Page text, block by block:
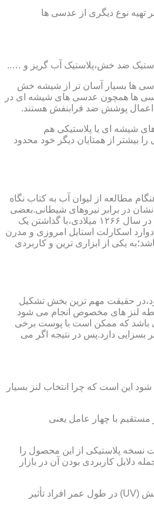
نوع دیگری از عدسی ها
ها بسیار آسان تر از شیشه خش
ها همچون عدسی های شیشه ای در
اعمال پوشش ضد فرابنفش هستند.
شیشه ای یا پلاستیکی هم
بیشتر از همتایان دیگر خود محدود
مطالعه از لیوان آب به کتاب نگاه
در برابر نیروهای شیطانی.بعضی
دیگر عقیده دارند اولین عینک توسط سالوینو دارماتی اهل ایتالیا در سال ۱۲۸۴ میلادی ساخته شده،برخی دیگر اختراع عینک را به مردی به نام روچربیکنبا نسبت میدهند که در سال ۱۲۶۶ میلادی،با گذاشتن یک
در سال ۱۷۲۷ میلادی یک عینک ساز انگلیسی ؛به نام ادوارد اسکارلت استایل امروزی و مدرن
یکی از ابزاری ترین و کاربردی
حقیقت مهم ترین بخش تشکیل
لنز های مخصوص انجام می شود
باشد که ممکن است با پوست برخی
بسزایی دارد.پس در نتیجه اگر می
این است که چرا انتخاب لنز بسیار
با چهار عامل یعنی
سنگین بوده و همچنین به راحتی شکسته و به چشم آسیب می رساند.در نهایت در سال ۱۹۴۷ شرکت توانست نسخه پلاستیکی از این محصول را
کاربردی بودن آن در بازار
عامل بعدی که جزء اصلی ترین ویژگی های عینک طبی است،مقاومت در برابر اشعه UV در هر دو نوع A و B می باشد.قطعاً قرار گرفتن در معرض تابش اشعه نور فرابنفش (UV) در طول عمر افراد تأثیر